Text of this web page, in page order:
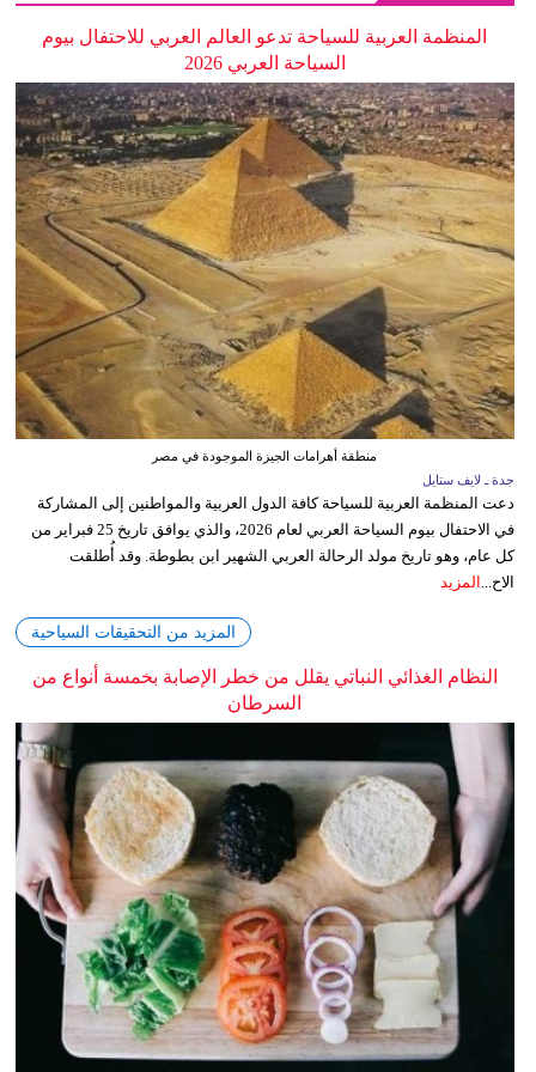
المنظمة العربية للسياحة تدعو العالم العربي للاحتفال بيوم
السياحة العربي 2026
منطقة أهرامات الجيزة الموجودة في مصر
جدة ـ لايف ستايل
دعت المنظمة العربية للسياحة كافة الدول العربية والمواطنين إلى المشاركة
في الاحتفال بيوم السياحة العربي لعام 2026، والذي يوافق تاريخ 25 فبراير من
كل عام، وهو تاريخ مولد الرحالة العربي الشهير ابن بطوطة. وقد أُطلقت
الاح... المزيد
المزيد من التحقيقات السياحية
النظام الغذائي النباتي يقلل من خطر الإصابة بخمسة أنواع من
السرطان